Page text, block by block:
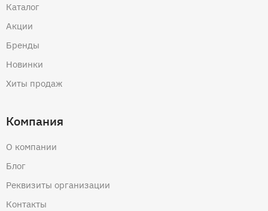
Каталог
Акции
Бренды
Новинки
Хиты продаж
Компания
О компании
Блог
Реквизиты организации
Контакты